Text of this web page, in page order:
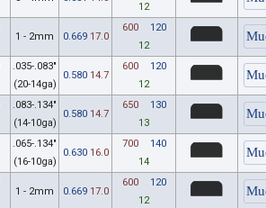
12
1 - 2mm 0.669 17.0
600
120
12
.035-.083"
(20-14ga)
0.580 14.7
600
120
12
.083-.134"
(14-10ga)
0.580 14.7
650
130
13
.065-.134"
(16-10ga)
0.630 16.0
700
140
14
1 - 2mm 0.669 17.0
600
120
12